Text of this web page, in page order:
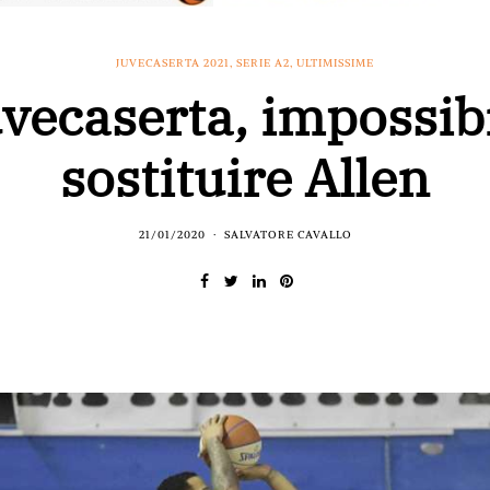
JUVECASERTA 2021, SERIE A2, ULTIMISSIME
sostituire Allen
21/01/2020 SALVATORE CAVALLO